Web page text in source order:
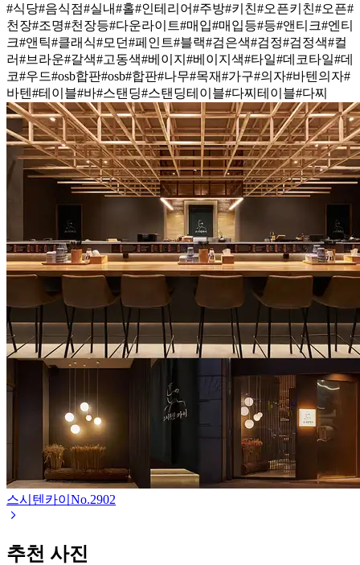
#식당#음식점#실내#홀#인테리어#주방#키친#오픈키친#오픈#
천장#조명#천장등#다운라이트#매입#매입등#등#앤티크#엔티
크#앤틱#클래식#모던#페인트#블랙#검은색#검정#검정색#컬
러#브라운#갈색#고동색#베이지 #베이지색#타일#데코타일#데
코#우드#osb합판#osb#합판#나무#목재#가구#의자#바텐의자#
바텐 #테이블#바#스탠딩#스탠딩테이블#다찌테이블#다찌
스시텐카이 No.2902
추천 사진